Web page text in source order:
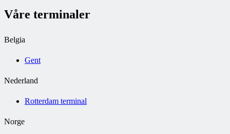
Våre terminaler
Belgia
Gent
Nederland
Rotterdam terminal
Norge